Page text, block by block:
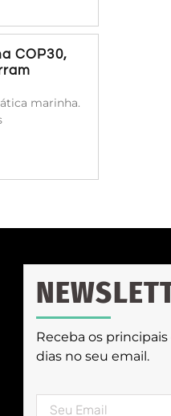
COP30,
marinha.
Receba os
dias no seu email.